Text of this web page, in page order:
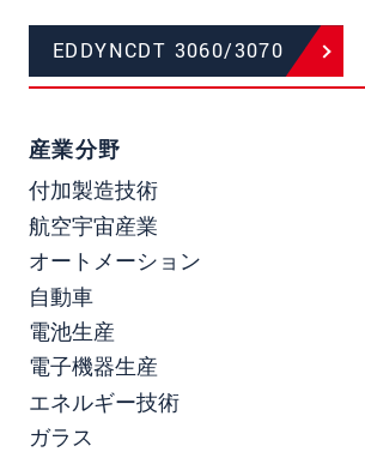
EDDYNCDT 3060/3070
産業分野
付加製造技術
航空宇宙産業
オートメーション
自動車
電池生産
電子機器生産
エネルギー技術
ガラス